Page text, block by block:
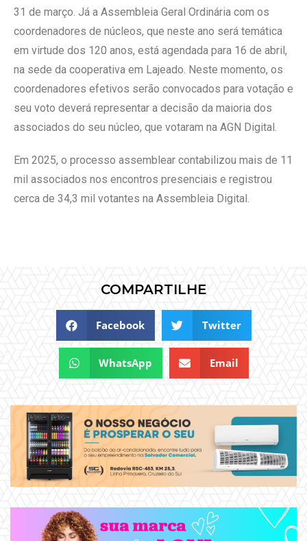
31 de março. Já a Assembleia Geral Ordinária com os
coordenadores de núcleos, que neste ano será temática
em virtude dos 120 anos, está agendada para 16 de abril,
na sede da cooperativa em Lajeado. Neste momento, os
coordenadores efetivos serão convocados para votação e
seu voto deverá representar a decisão da maioria dos
associados do seu núcleo, que votaram na AGN Digital.
Em 2025, o processo assemblear contabilizou mais de 11
mil associados nos encontros presenciais e registrou
cerca de 34,3 mil votantes na Assembleia Digital.
COMPARTILHE
Facebook Twitter
WhatsApp Email